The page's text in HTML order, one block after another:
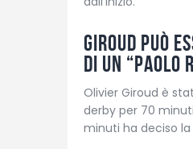
Giroud può
di un “Paolo
Olivier Giroud è
derby per 70
minuti ha deciso